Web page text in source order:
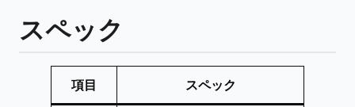
スペック
項目 スペック